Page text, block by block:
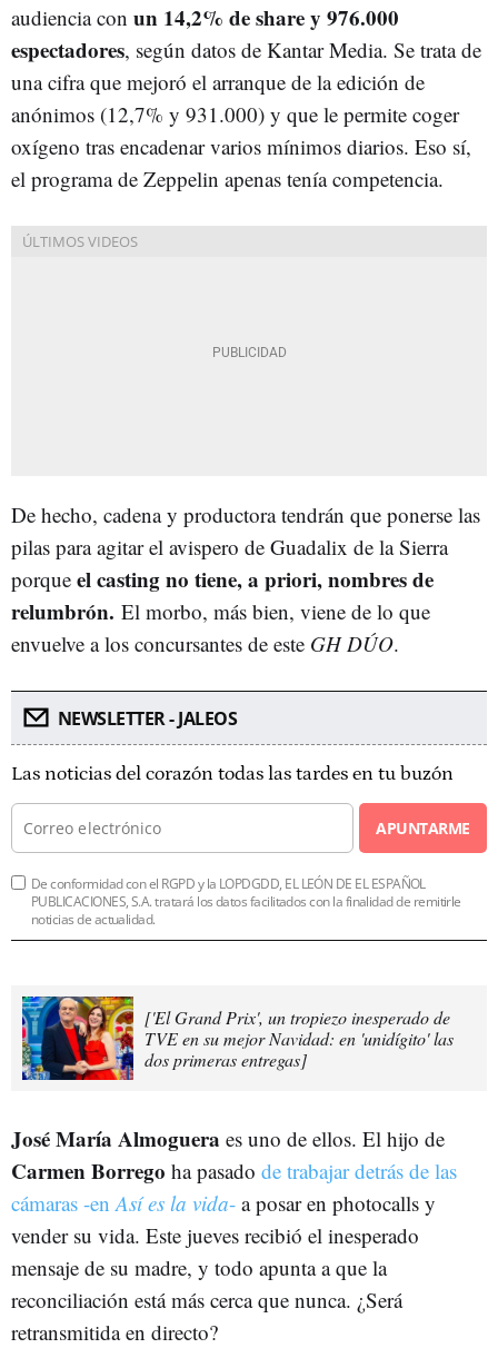
audiencia con un 14,2% de share y 976.000
espectadores, según datos de Kantar Media. Se trata de
una cifra que mejoró el arranque de la edición de
anónimos (12,7% y 931.000) y que le permite coger
oxígeno tras encadenar varios mínimos diarios. Eso sí,
el programa de Zeppelin apenas tenía competencia.
De hecho, cadena y productora tendrán que ponerse las
pilas para agitar el avispero de Guadalix de la Sierra
porque el casting no tiene, a priori, nombres de
relumbrón. El morbo, más bien, viene de lo que
envuelve a los concursantes de este GH DÚO.
NEWSLETTER - JALEOS
Las noticias del corazón todas las tardes en tu buzón
APUNTARME
De conformidad con el RGPD y la LOPDGDD, EL LEÓN DE EL ESPAÑOL
PUBLICACIONES, S.A. tratará los datos facilitados con la finalidad de remitirle
noticias de actualidad.
['El Grand Prix', un tropiezo inesperado de
TVE en su mejor Navidad: en 'unidígito' las
dos primeras entregas]
José María Almoguera es uno de ellos. El hijo de
Carmen Borrego ha pasado de trabajar detrás de las
cámaras -en Así es la vida- a posar en photocalls y
vender su vida. Este jueves recibió el inesperado
mensaje de su madre, y todo apunta a que la
reconciliación está más cerca que nunca. ¿Será
retransmitida en directo?